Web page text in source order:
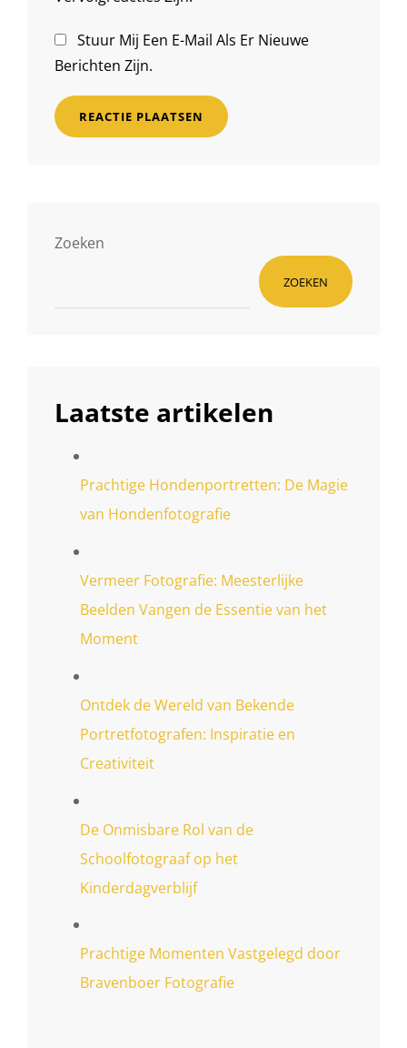
Stuur Mij Een E-Mail Als Er Nieuwe
Berichten Zijn.
Zoeken
ZOEKEN
Laatste artikelen
Prachtige Hondenportretten: De Magie
van Hondenfotografie
Vermeer Fotografie: Meesterlijke
Beelden Vangen de Essentie van het
Moment
Ontdek de Wereld van Bekende
Portretfotografen: Inspiratie en
Creativiteit
De Onmisbare Rol van de
Schoolfotograaf op het
Kinderdagverblijf
Prachtige Momenten Vastgelegd door
Bravenboer Fotografie